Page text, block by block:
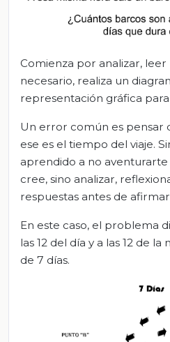
Comienza por analizar, leer
necesario, realiza un
representación gráfica
Un error común es pensar
ese es el tiempo del viaje.
aprendido a no
cree, sino analizar,
respuestas antes de
En este caso, el problema
las 12 del día y a las 12 de
de 7 días.